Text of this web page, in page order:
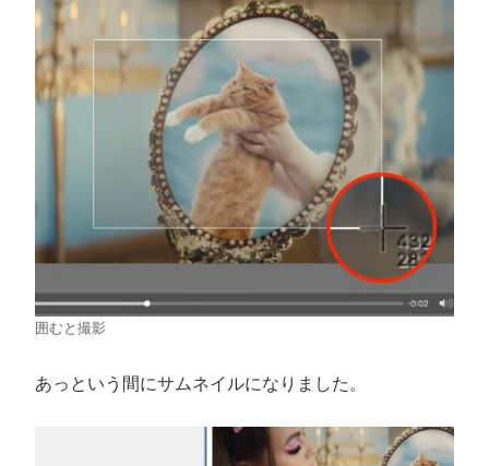
囲むと撮影
あっという間にサムネイルになりました。